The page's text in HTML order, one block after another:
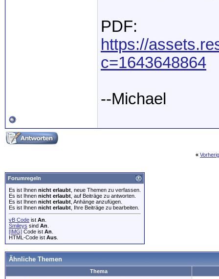
PDF:
https://
c=1643648864
--Michael
«
Forumregeln
Es ist Ihnen nicht erlaubt , neue Themen zu verfassen.
Es ist Ihnen nicht erlaubt , auf Beiträge zu antworten.
Es ist Ihnen nicht erlaubt , Anhänge anzufügen.
Es ist Ihnen nicht erlaubt , Ihre Beiträge zu bearbeiten.
vB Code ist An
Smileys sind An
[IMG] Code ist An
HTML-Code ist Aus
Ähnliche Themen
Thema